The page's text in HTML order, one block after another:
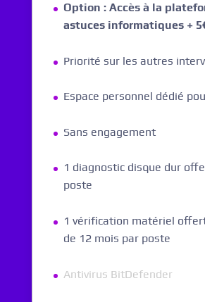
Option : Accès à la
astuces informatiques +
Priorité sur les autres
Espace personnel dédié
Sans engagement
1 diagnostic disque dur
poste
1 vérification matériel
de 12 mois par poste
Antivirus BitDefender